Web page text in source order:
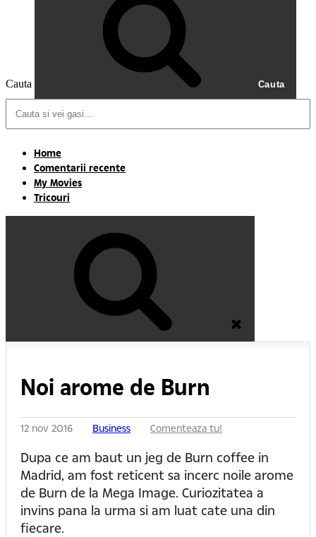
Cauta Cauta
Home
Comentarii recente
My Movies
Tricouri
Noi arome de Burn
12 nov 2016 Business Comenteaza tu!
Dupa ce am baut un jeg de Burn coffee in
Madrid, am fost reticent sa incerc noile arome
de Burn de la Mega Image. Curiozitatea a
invins pana la urma si am luat cate una din
fiecare.